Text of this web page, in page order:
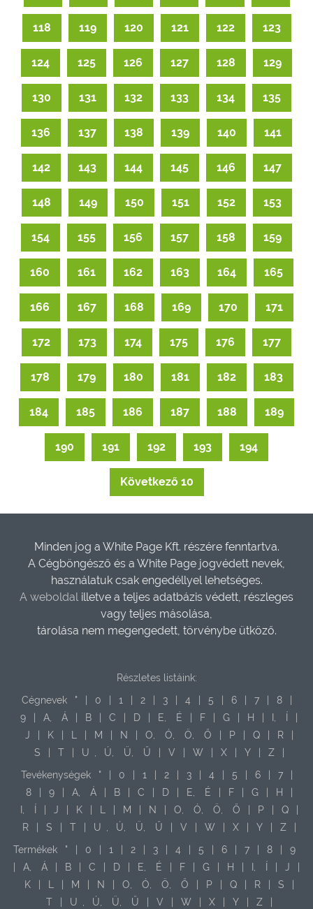
118 119 120 121 122 123
124 125 126 127 128 129
130 131 132 133 134 135
136 137 138 139 140 141
142 143 144 145 146 147
148 149 150 151 152 153
154 155 156 157 158 159
160 161 162 163 164 165
166 167 168 169 170 171
172 173 174 175 176 177
178 179 180 181 182 183
184 185 186 187 188 189
190 191 192 193 194
Következő 10
Minden jog a White Page Kft. részére fenntartva.
A Cégböngésző és a White Page jogvédett nevek,
használatuk csak engedéllyel lehetséges.
A weboldal illetve a teljes adatbázis védett, részleges
vagy teljes másolása,
tárolása nem megengedett, törvénybe ütköző.
Részletes listáink:
Cégnevek
" 0 1 2 3 4 5 6 7 8
9
A, Á B C D E, É F G H
J
K M N O, Ó, Ö, Ő P Q R
S
T U Ú, Ü, Ű V W X Y Z
Tevékenységek
" 0 1 2 3 4 5 6 7
8
9 A, Á B C D E, É F G H
J K M N O, Ó, Ö, Ő P Q
R
S T U Ú, Ü, Ű V W X Y Z
Termékek
" 0 1 2 3 4 5 6 7 8
9
A, Á B C D E, É F G H J
K
M N O, Ó, Ö, Ő P Q R S
T
U Ú, Ü, Ű V W X Y Z